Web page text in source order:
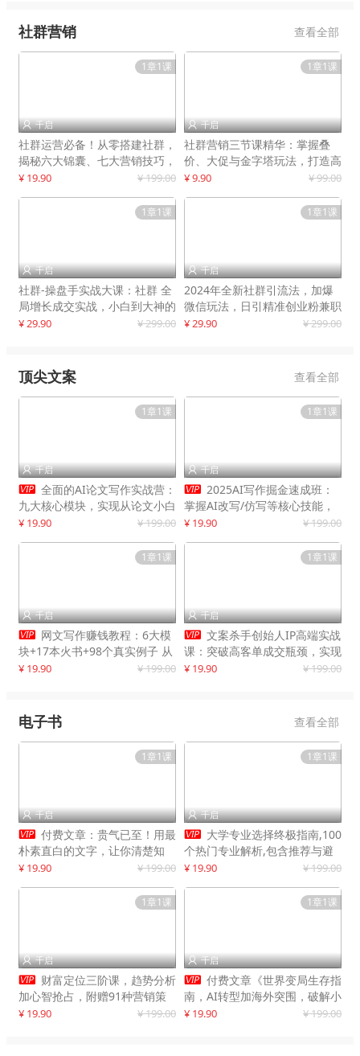
社群营销 查看全部
1章1课
 千启
社群运营必备！从零搭建社群，
揭秘六大锦囊、七大营销技巧，
打造火爆社群
¥ 19.90 ¥ 199.00
1章1课
 千启
社群营销三节课精华：掌握叠
价、大促与金字塔玩法，打造高
效营销体系
¥ 9.90 ¥ 99.00
1章1课
 千启
社群-操盘手实战大课：社群 全
局增长成交实战，小白到大神的
进阶之路
¥ 29.90 ¥ 299.00
1章1课
 千启
2024年全新社群引流法，加爆
微信玩法，日引精准创业粉兼职
粉200+
¥ 29.90 ¥ 299.00
顶尖文案 查看全部
1章1课
 千启
 全面的AI论文写作实战营：
九大核心模块，实现从论文小白
到高效产出的跨越
¥ 19.90 ¥ 199.00
1章1课
 千启
 2025AI写作掘金速成班：
掌握AI改写/仿写等核心技能，
实现单篇文案变现500+
¥ 19.90 ¥ 199.00
1章1课
 千启
 网文写作赚钱教程：6大模
块+17本火书+98个真实例子 从
入门到精通实战方法
¥ 19.90 ¥ 199.00
1章1课
 千启
 文案杀手创始人IP高端实战
课：突破高客单成交瓶颈，实现
IP商业价值最大化
¥ 19.90 ¥ 199.00
电子书 查看全部
1章1课
 千启
 付费文章：贵气已至！用最
朴素直白的文字，让你清楚知
道，该如何接住这一次时代的泼
¥ 19.90 ¥ 199.00
1章1课
 千启
 大学专业选择终极指南,100
个热门专业解析,包含推荐与避
雷实用建议
¥ 19.90 ¥ 199.00
1章1课
 千启
 财富定位三阶课，趋势分析
加心智抢占，附赠91种营销策
略模型
¥ 19.90 ¥ 199.00
1章1课
 千启
 付费文章《世界变局生存指
南，AI转型加海外突围，破解小
城市生存陷阱》
¥ 19.90 ¥ 199.00